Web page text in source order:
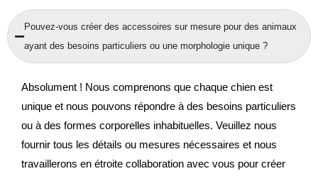
Pouvez-vous créer des accessoires sur mesure pour des animaux
ayant des besoins particuliers ou une morphologie unique ?
Absolument ! Nous comprenons que chaque chien est
unique et nous pouvons répondre à des besoins particuliers
ou à des formes corporelles inhabituelles. Veuillez nous
fournir tous les détails ou mesures nécessaires et nous
travaillerons en étroite collaboration avec vous pour créer